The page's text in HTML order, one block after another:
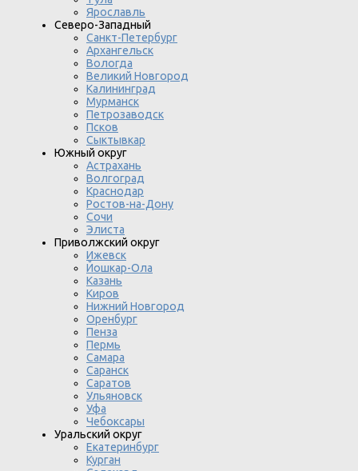
Ярославль
Северо-Западный
Санкт-Петербург
Архангельск
Вологда
Великий Новгород
Калининград
Мурманск
Петрозаводск
Псков
Сыктывкар
Южный округ
Астрахань
Волгоград
Краснодар
Ростов-на-Дону
Сочи
Элиста
Приволжский округ
Ижевск
Йошкар-Ола
Казань
Киров
Нижний Новгород
Оренбург
Пенза
Пермь
Самара
Саранск
Саратов
Ульяновск
Уфа
Чебоксары
Уральский округ
Екатеринбург
Курган